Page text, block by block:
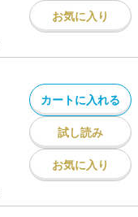
お気に入り
カートに入れる
試し読み
お気に入り